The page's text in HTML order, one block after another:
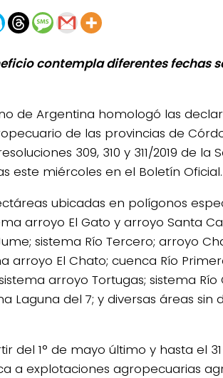
contempla diferentes fechas
de Argentina homologó las
de las provincias de
309, 310 y 311/2019 de la
este miércoles en el Boletín Oficial.
ubicadas en polígonos
arroyo El Gato y arroyo Santa
sistema Río Tercero; arroyo
arroyo El Chato; cuenca Río
arroyo Tortugas; sistema
Laguna del 7; y diversas áreas sin
del 1° de mayo último y hasta el
a explotaciones agropecuarias